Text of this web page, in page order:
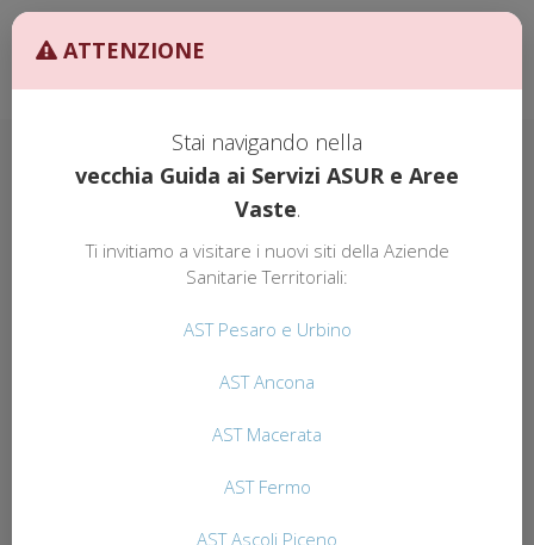
AST
GUIDA AI SERVIZI
AST PESARO URBINO
LAVORO
Il servizio si occupa di tutto quanto concerne le problematiche
connesse all'attività lavorativa - di carattere tecnico e sanitario
ATTENZIONE
Stai navigando nella
vecchia Guida ai Servizi ASUR e Aree
Vaste.
Ti invitiamo a visitare i nuovi siti della Aziende
Sanitarie Territoriali:
AST Pesaro e Urbino
AST Ancona
AST Macerata
AST Fermo
AST Ascoli Piceno